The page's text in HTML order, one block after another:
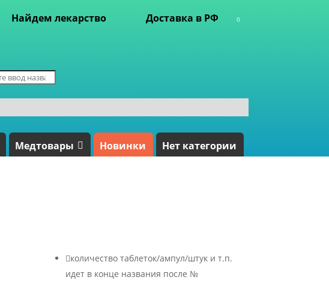
Найдем лекарство Доставка в РФ 0
Медтовары Новинки Нет категории
количество таблеток/ампул/штук и т.п.
идет в конце названия после №